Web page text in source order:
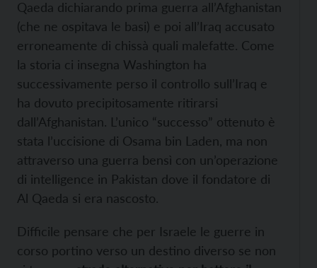
Qaeda dichiarando prima guerra all’Afghanistan
(che ne ospitava le basi) e poi all’Iraq accusato
erroneamente di chissà quali malefatte. Come
la storia ci insegna Washington ha
successivamente perso il controllo sull’Iraq e
ha dovuto precipitosamente ritirarsi
dall’Afghanistan. L’unico “successo” ottenuto è
stata l’uccisione di Osama bin Laden, ma non
attraverso una guerra bensì con un’operazione
di intelligence in Pakistan dove il fondatore di
Al Qaeda si era nascosto.
Difficile pensare che per Israele le guerre in
corso portino verso un destino diverso se non